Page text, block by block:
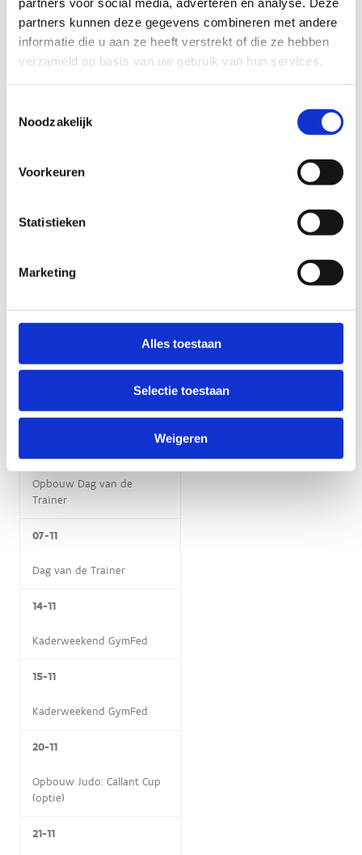
partners kunnen deze gegevens combineren met andere
informatie die u aan ze heeft verstrekt of die ze hebben
verzameld op basis van uw gebruik van hun services.
Noodzakelijk
Voorkeuren
Statistieken
Marketing
Alles toestaan
Selectie toestaan
Weigeren
22-10
Opbouw EK Karate
Opbouw EK Karate
25-10
Afbouw EK Karate
05-11
Trainer
Opbouw Dag van de
Trainer
07-11
Dag van de Trainer
14-11
Kaderweekend GymFed
15-11
Kaderweekend GymFed
20-11
Opbouw Judo: Callant Cup
(optie)
21-11